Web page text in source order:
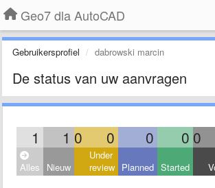
Geo7 dla AutoCAD
Gebruikersprofiel dabrowski marcin
De status van uw aanvragen
1 1 0 0 0 0 0
Alles Nieuw
Under
review Planned Started